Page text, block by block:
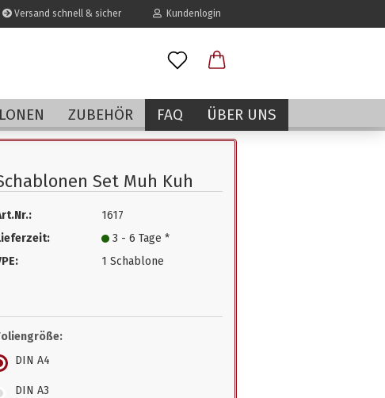
Versand schnell & sicher Kundenlogin
E-Mail
Passwort
erstellen
vergessen?
ZUBEHÖR FAQ ÜBER UNS
Set Muh Kuh
1617
3 - 6 Tage *
1 Schablone
DIN A4
DIN A3